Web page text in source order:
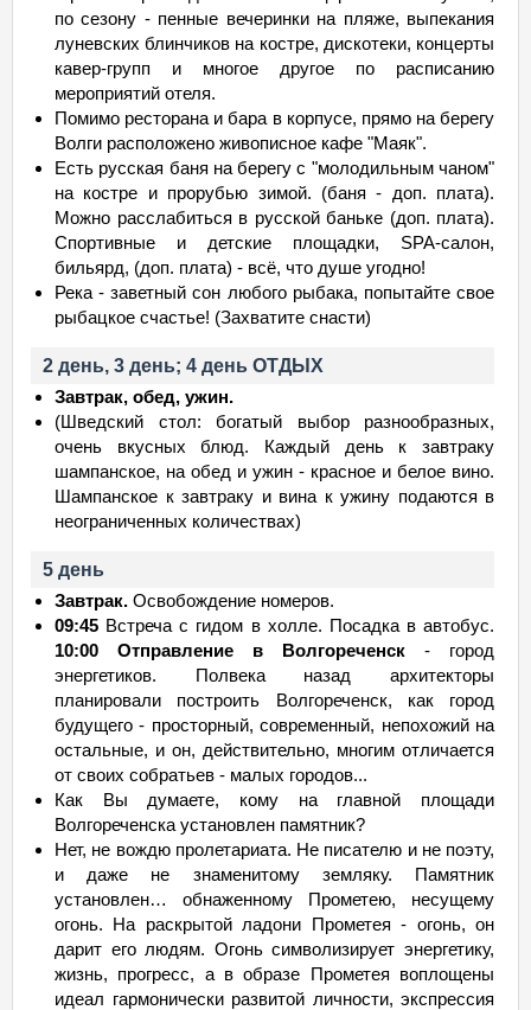
по сезону - пенные вечеринки на пляже, выпекания
луневских блинчиков на костре, дискотеки, концерты
кавер-групп и многое другое по расписанию
мероприятий отеля.
Помимо ресторана и бара в корпусе, прямо на берегу
Волги расположено живописное кафе "Маяк".
Есть русская баня на берегу с "молодильным чаном"
на костре и прорубью зимой. (баня - доп. плата).
Можно расслабиться в русской баньке (доп. плата).
Спортивные и детские площадки, SPA-салон,
бильярд, (доп. плата) - всё, что душе угодно!
Река - заветный сон любого рыбака, попытайте свое
рыбацкое счастье! (Захватите снасти)
2 день, 3 день; 4 день ОТДЫХ
Завтрак, обед, ужин.
(Шведский стол: богатый выбор разнообразных,
очень вкусных блюд. Каждый день к завтраку
шампанское, на обед и ужин - красное и белое вино.
Шампанское к завтраку и вина к ужину подаются в
неограниченных количествах)
5 день
Завтрак. Освобождение номеров.
09:45 Встреча с гидом в холле. Посадка в автобус.
10:00 Отправление в Волгореченск - город
энергетиков. Полвека назад архитекторы
планировали построить Волгореченск, как город
будущего - просторный, современный, непохожий на
остальные, и он, действительно, многим отличается
от своих собратьев - малых городов...
Как Вы думаете, кому на главной площади
Волгореченска установлен памятник?
Нет, не вождю пролетариата. Не писателю и не поэту,
и даже не знаменитому земляку. Памятник
установлен… обнаженному Прометею, несущему
огонь. На раскрытой ладони Прометея - огонь, он
дарит его людям. Огонь символизирует энергетику,
жизнь, прогресс, а в образе Прометея воплощены
идеал гармонически развитой личности, экспрессия